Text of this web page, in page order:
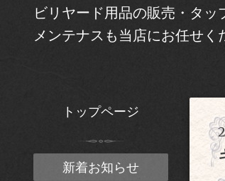
ビリヤード用品の販売・タッ
メンテナスも当店にお任せく
トップページ
新着お知らせ